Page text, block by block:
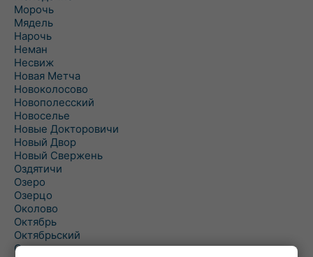
Морочь
Мядель
Нарочь
Неман
Несвиж
Новая Метча
Новоколосово
Новополесский
Новоселье
Новые Докторовичи
Новый Двор
Новый Свержень
Оздятичи
Озеро
Озерцо
Околово
Октябрь
Октябрьский
Олехновичи